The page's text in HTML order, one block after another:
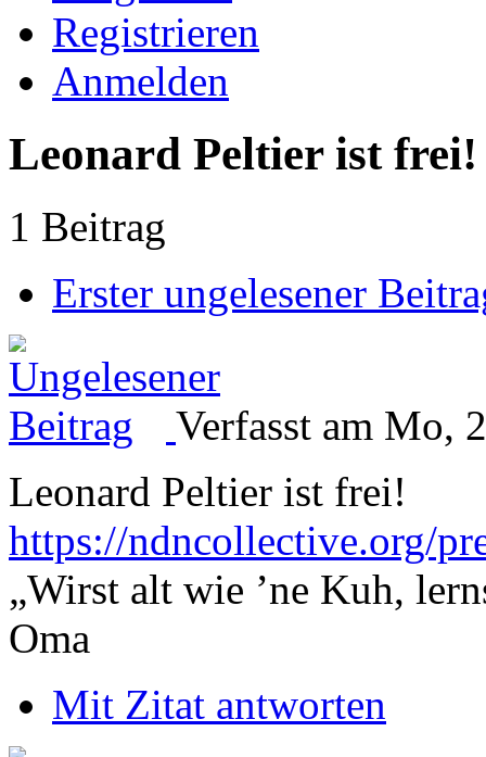
Registrieren
Anmelden
Leonard Peltier ist frei!
1 Beitrag
Erster ungelesener
Verfasst am Mo,
Leonard Peltier ist frei!
https://ndncollective.org/
„Wirst alt wie ’ne Kuh,
Oma
Mit Zitat antworten